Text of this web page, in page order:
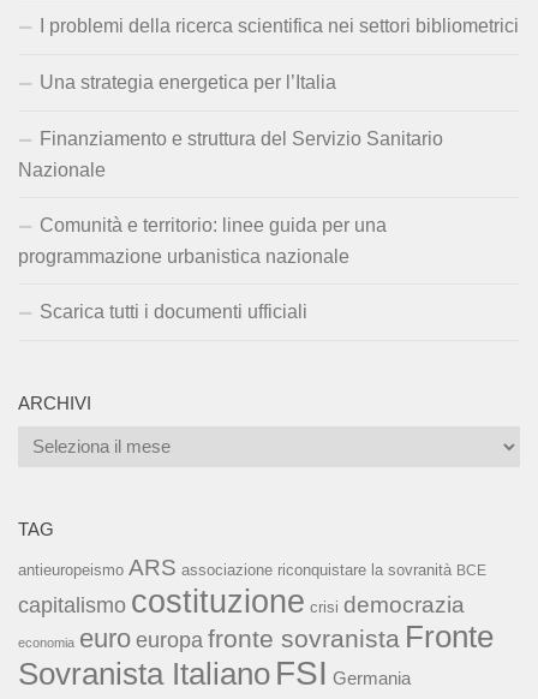
I problemi della ricerca scientifica nei settori bibliometrici
Una strategia energetica per l’Italia
Finanziamento e struttura del Servizio Sanitario
Nazionale
Comunità e territorio: linee guida per una
programmazione urbanistica nazionale
Scarica tutti i documenti ufficiali
ARCHIVI
Archivi
TAG
antieuropeismo ARS associazione riconquistare la sovranità BCE
capitalismo costituzione crisi democrazia
economia euro europa fronte sovranista Fronte
Sovranista Italiano FSI Germania